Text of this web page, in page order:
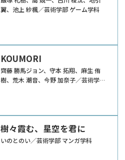
翼、池上 紗楓／芸術学部 ゲーム学科
KOUMORI
齊藤 勝馬ジョン、守本 拓翔、麻生 侑
樹、荒木 潮音、今野 加奈子／芸術学部
樹々霞む、星空を君に
いのとのい／芸術学部 マンガ学科